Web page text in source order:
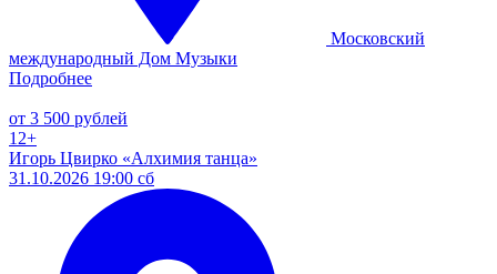
Московский
международный Дом Музыки
Подробнее
от 3 500 рублей
12+
Игорь Цвирко «Алхимия танца»
31.10.2026 19:00 сб